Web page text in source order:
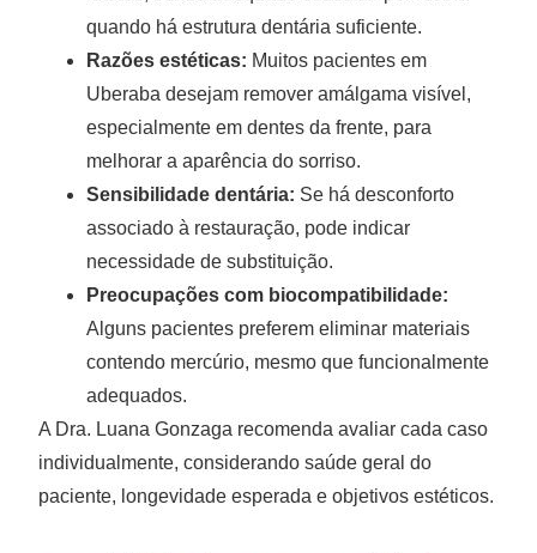
quando há estrutura dentária suficiente.
Razões estéticas: Muitos pacientes em
Uberaba desejam remover amálgama visível,
especialmente em dentes da frente, para
melhorar a aparência do sorriso.
Sensibilidade dentária: Se há desconforto
associado à restauração, pode indicar
necessidade de substituição.
Preocupações com biocompatibilidade:
Alguns pacientes preferem eliminar materiais
contendo mercúrio, mesmo que funcionalmente
adequados.
A Dra. Luana Gonzaga recomenda avaliar cada caso
individualmente, considerando saúde geral do
paciente, longevidade esperada e objetivos estéticos.